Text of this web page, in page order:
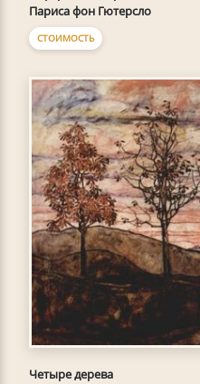
Париса фон Гютерсло
СТОИМОСТЬ
Четыре дерева